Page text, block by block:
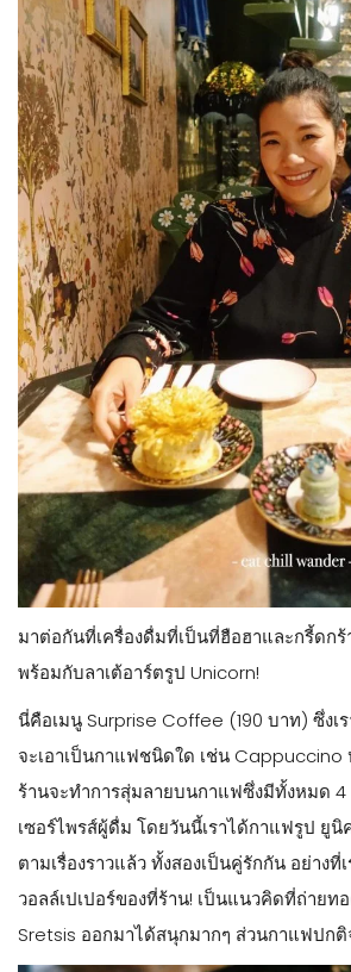
มาต่อกันที่เครื่องดื่มที่เป็นที่ฮือฮาและกรี้ดก
พร้อมกับลาเต้อาร์ตรูป Unicorn!
นี่คือเมนู Surprise Coffee (190 บาท) ซึ่งเร
จะเอาเป็นกาแฟชนิดใด เช่น
ร้านจะทำการสุ่มลายบนกาแฟซึ่งมีทั้งหมด 4
เซอร์ไพรส์ผู้ดื่ม โดยวันนี้เราได้กาแฟรูป ยูนิ
ตามเรื่องราวแล้ว ทั้งสองเป็นคู่รักกัน อย่างที่
วอลล์เปเปอร์ของที่ร้าน! เป็นแนวคิดที่ถ่าย
Sretsis ออกมาได้สนุกมากๆ ส่วนกาแฟปกติ